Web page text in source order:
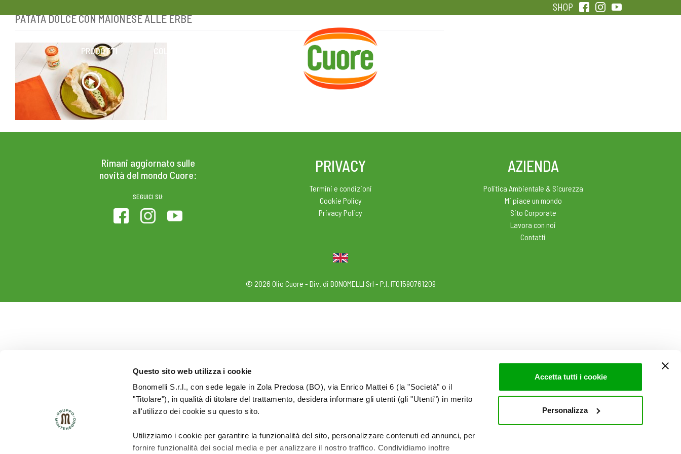
Questo sito web utilizza i cookie
Bonomelli S.r.l., con sede legale in Zola Predosa (BO), via Enrico Mattei 6 (la "Società" o il
"Titolare"), in qualità di titolare del trattamento, desidera informare gli utenti (gli "Utenti") in merito
all'utilizzo dei cookie su questo sito.
Utilizziamo i cookie per garantire la funzionalità del sito, personalizzare contenuti ed annunci, per
fornire funzionalità dei social media e per analizzare il nostro traffico. Condividiamo inoltre
Accetta tutti i cookie
Personalizza
Skip
content
SHOP
PRODOTTI COLESTEROLO
HOME
PATATA DOLCE CON MAIONESE ALLE ERBE
Rimani aggiornato sulle
novità del mondo Cuore:
SEGUICI SU:
PRIVACY
Termini e condizioni
Cookie Policy
Privacy Policy
AZIENDA
Politica Ambientale & Sicurezza
Mi piace un mondo
Sito Corporate
Lavora con noi
Contatti
© 2026 Olio Cuore - Div. di BONOMELLI Srl - P.I. IT01590761209